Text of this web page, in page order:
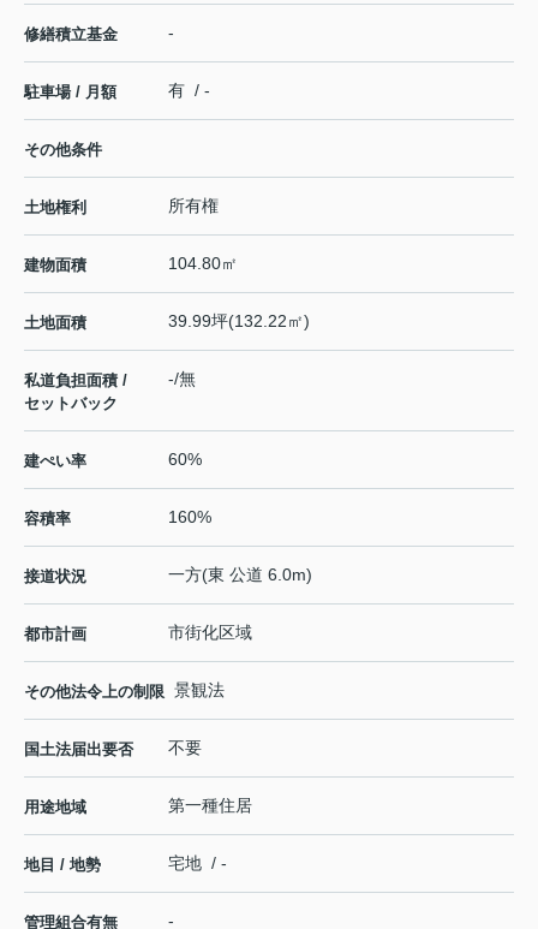
修繕積立基金 -
駐車場 / 月額 有 / -
その他条件
土地権利 所有権
建物面積 104.80㎡
土地面積 39.99坪(132.22㎡)
私道負担面積 /
セットバック
-/無
建ぺい率 60%
容積率 160%
接道状況 一方(東 公道 6.0m)
都市計画 市街化区域
その他法令上の制限 景観法
国土法届出要否 不要
用途地域 第一種住居
地目 / 地勢 宅地 / -
管理組合有無 -